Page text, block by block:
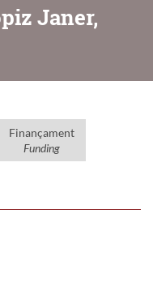
Janer,
Finançament
Funding